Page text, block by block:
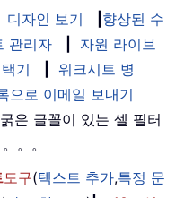
디자인 보기
향상된 수
관리자
자원 라이브
기
워크시트 병
으로 이메일 보내기
은 글꼴이 있는 셀 필터
。。
도구(텍스트 추가,특정 문